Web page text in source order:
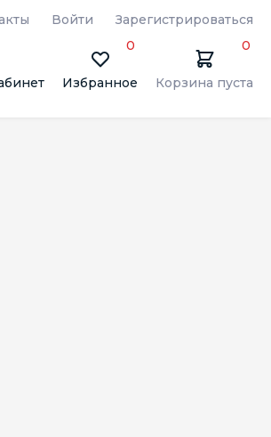
Войти Зарегистрироваться
Избранное
0
Корзина пуста
0